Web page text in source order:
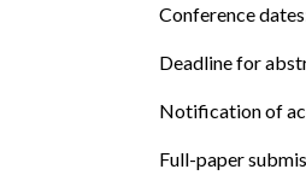
Conference
Deadline for
Notification of
Full-paper